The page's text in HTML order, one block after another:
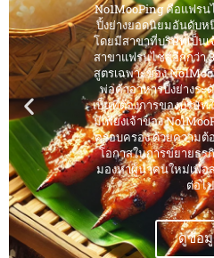
No1MooPing คือแฟร
ปิ้งย่างยอดนิยมอันดับห
โดยมีสาขาที่บริษัทเป็นเ
สาขาแฟรนไชส์อีกกว่า
สูตรเฉพาะของ
พ่อค้าอาหารปิ้งย่างร
เป็นที่ต้องการของบริษั
มีเพียงเจ้าของ
ครอบครอง ด้วยความต้
โอกาสในการขยายธุร
มองหาผู้นำคนใหม่เพื่อ
ต่อไป
ดูข้อ